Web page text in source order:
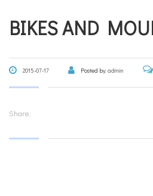
BIKES AND
2015-07-17 Posted by:admin
Share: